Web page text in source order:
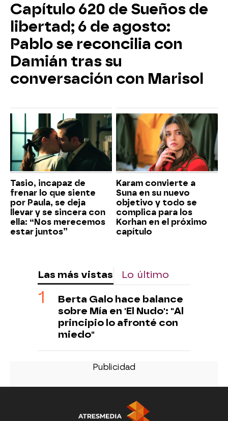
Capítulo 620 de Sueños de
libertad; 6 de agosto:
Pablo se reconcilia con
Damián tras su
conversación con Marisol
Tasio, incapaz de
frenar lo que siente
por Paula, se deja
llevar y se sincera con
ella: “Nos merecemos
estar juntos”
Karam convierte a
Suna en su nuevo
objetivo y todo se
complica para los
Korhan en el próximo
capítulo
Las más vistas Lo último
Berta Galo hace balance
sobre Mía en 'El Nudo': "Al
principio lo afronté con
miedo"